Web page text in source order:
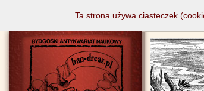
Ta strona używa ciasteczek